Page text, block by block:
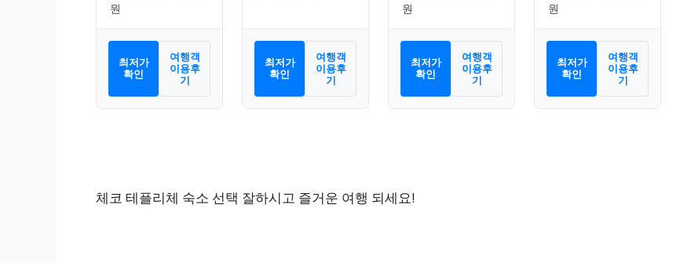
최저가
확인
여행객
이용후
기
최저가
확인
여행객
이용후
기
최저가
확인
여행객
이용후
기
최저가
확인
여행객
이용후
기
체코 테플리체 숙소 선택 잘하시고 즐거운 여행 되세요!